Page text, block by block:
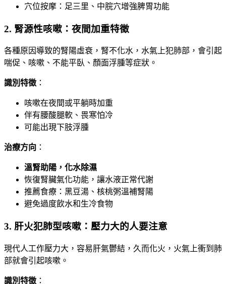
穴位按摩：足三里、中脘穴增強脾胃功能
2. 腎源性咳嗽：夜間加重特徵
各種原因導致的腎陽虛衰，腎不化水，水氣上犯肺部，會引起
喘促、咳嗽、不能平臥、顏面浮腫等症狀。
識別特徵：
咳嗽在夜間或平躺時加重
伴有腰酸腿軟、畏寒怕冷
可能出現下肢浮腫
治療方向 ：
溫腎助陽，化水除濕
恢復腎臟氣化功能，讓水液正常代謝
推薦食療：黑豆湯、核桃粥溫補腎陽
避免過度飲水和生冷食物
3. 肝火犯肺型咳嗽：壓力大的人要注意
現代人工作壓力大，容易肝氣鬱結，久而化火，火氣上衝到肺
部就會引起咳嗽。
識別特徵：